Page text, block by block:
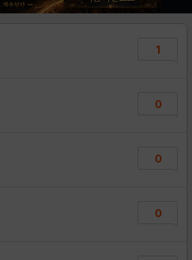
1
0
0
0